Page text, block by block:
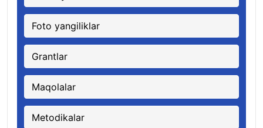
Foto yangiliklar
Grantlar
Maqolalar
Metodikalar